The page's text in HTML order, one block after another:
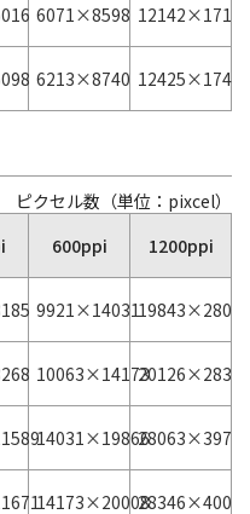
6071×8598 12142×17197
6213×8740 12425×17480
ピクセル数（単位：pixcel）
600ppi 1200ppi
9921×1403119843×28063
10063×1417320126×28346
14031×1986628063×39732
14173×2000828346×40016